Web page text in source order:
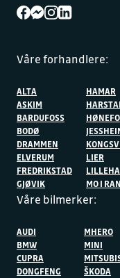
Våre forhandlere:
ALTA
ASKIM
BARDUFOSS
BODØ
DRAMMEN
ELVERUM
FREDRIKSTAD
GJØVIK
HAMAR
LIER
MO I
Våre bilmerker:
AUDI
BMW
CUPRA
DONGFENG
MHERO
MINI
ŠKODA